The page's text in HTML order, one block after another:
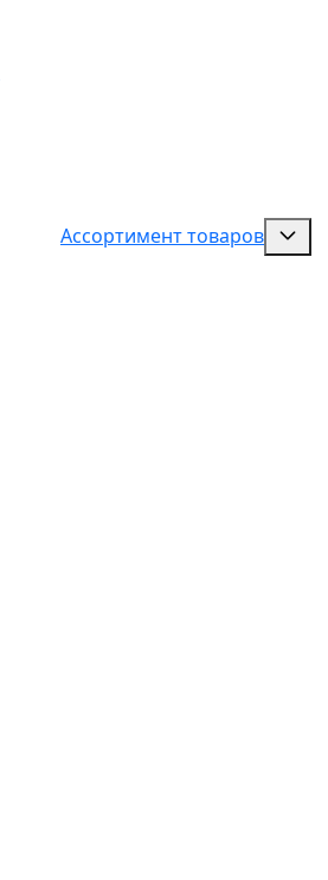
Ассортимент товаров